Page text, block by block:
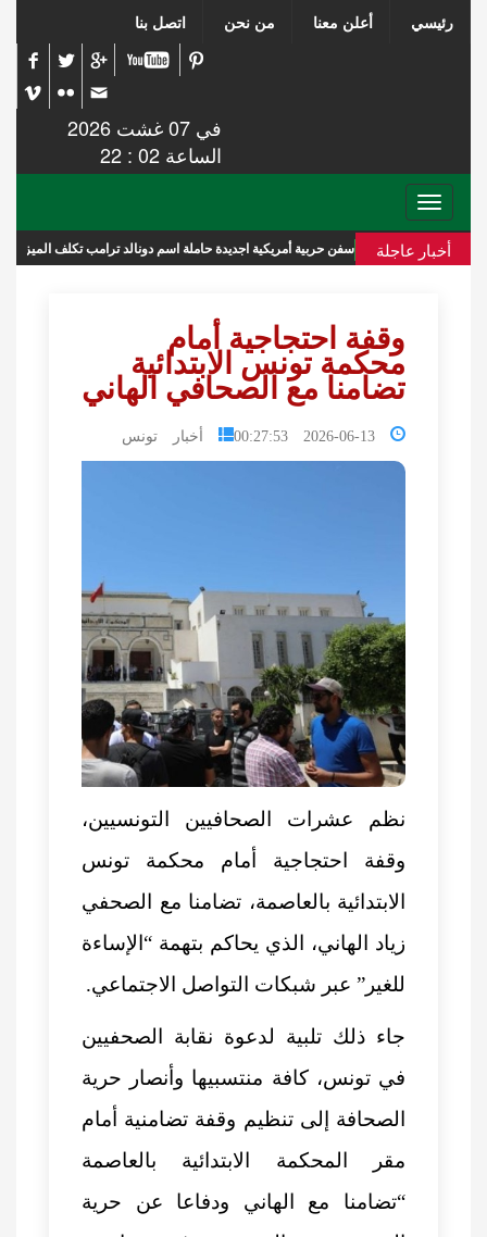
رئيسي أعلن معنا من نحن اتصل بنا
في 07 غشت 2026
الساعة 02 : 22
Toggle
navigation
أخبار عاجلةسفن حربية أمريكية اجديدة حاملة اسم دونالد ترامب تكلف الميزانية 275 مليار دولار
وقفة احتجاجية أمام
محكمة تونس الابتدائية
تضامنا مع الصحافي الهاني
2026-06-13 00:27:53 أخبار تونس
نظم عشرات الصحافيين التونسيين،
وقفة احتجاجية أمام محكمة تونس
الابتدائية بالعاصمة، تضامنا مع الصحفي
زياد الهاني، الذي يحاكم بتهمة “الإساءة
للغير” عبر شبكات التواصل الاجتماعي.
جاء ذلك تلبية لدعوة نقابة الصحفيين
في تونس، كافة منتسبيها وأنصار حرية
الصحافة إلى تنظيم وقفة تضامنية أمام
مقر المحكمة الابتدائية بالعاصمة
“تضامنا مع الهاني ودفاعا عن حرية